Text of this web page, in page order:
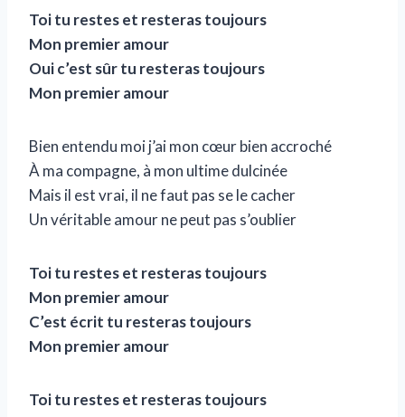
Toi tu restes et resteras toujours
Mon premier amour
Oui c’est sûr tu resteras toujours
Mon premier amour
Bien entendu moi j’ai mon cœur bien accroché
À ma compagne, à mon ultime dulcinée
Mais il est vrai, il ne faut pas se le cacher
Un véritable amour ne peut pas s’oublier
Toi tu restes et resteras toujours
Mon premier amour
C’est écrit tu resteras toujours
Mon premier amour
Toi tu restes et resteras toujours